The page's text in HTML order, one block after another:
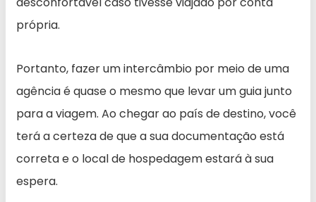
própria.
Portanto, fazer um intercâmbio por meio de uma
agência é quase o mesmo que levar um guia junto
para a viagem. Ao chegar ao país de destino, você
terá a certeza de que a sua documentação está
correta e o local de hospedagem estará à sua
espera.